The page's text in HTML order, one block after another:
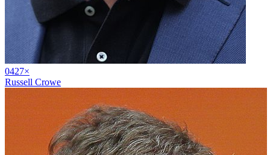
0427×
Russell Crowe